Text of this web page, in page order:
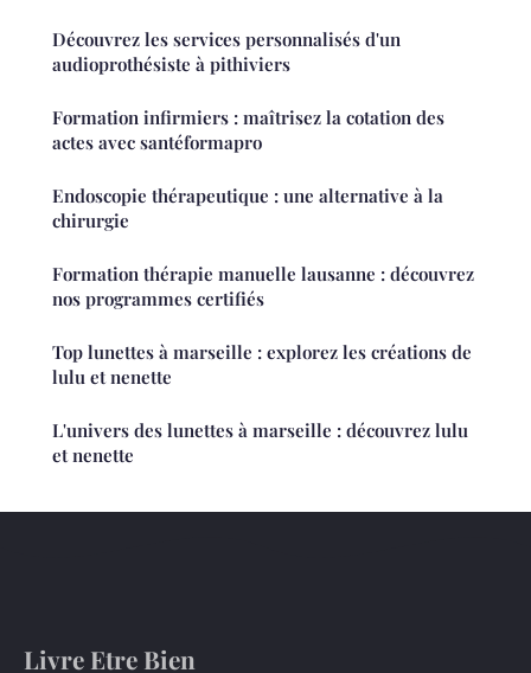
Découvrez les services personnalisés d'un
audioprothésiste à pithiviers
Formation infirmiers : maîtrisez la cotation des
actes avec santéformapro
Endoscopie thérapeutique : une alternative à la
chirurgie
Formation thérapie manuelle lausanne : découvrez
nos programmes certifiés
Top lunettes à marseille : explorez les créations de
lulu et nenette
L'univers des lunettes à marseille : découvrez lulu
et nenette
Livre Etre Bien